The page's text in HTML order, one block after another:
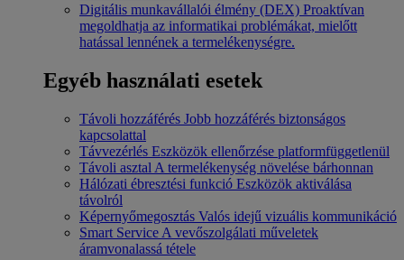
Digitális munkavállalói élmény (DEX) Proaktívan
megoldhatja az informatikai problémákat, mielőtt
hatással lennének a termelékenységre.
Egyéb használati esetek
Távoli hozzáférés Jobb hozzáférés biztonságos
kapcsolattal
Távvezérlés Eszközök ellenőrzése platformfüggetlenül
Távoli asztal A termelékenység növelése bárhonnan
Hálózati ébresztési funkció Eszközök aktiválása
távolról
Képernyőmegosztás Valós idejű vizuális kommunikáció
Smart Service A vevőszolgálati műveletek
áramvonalassá tétele